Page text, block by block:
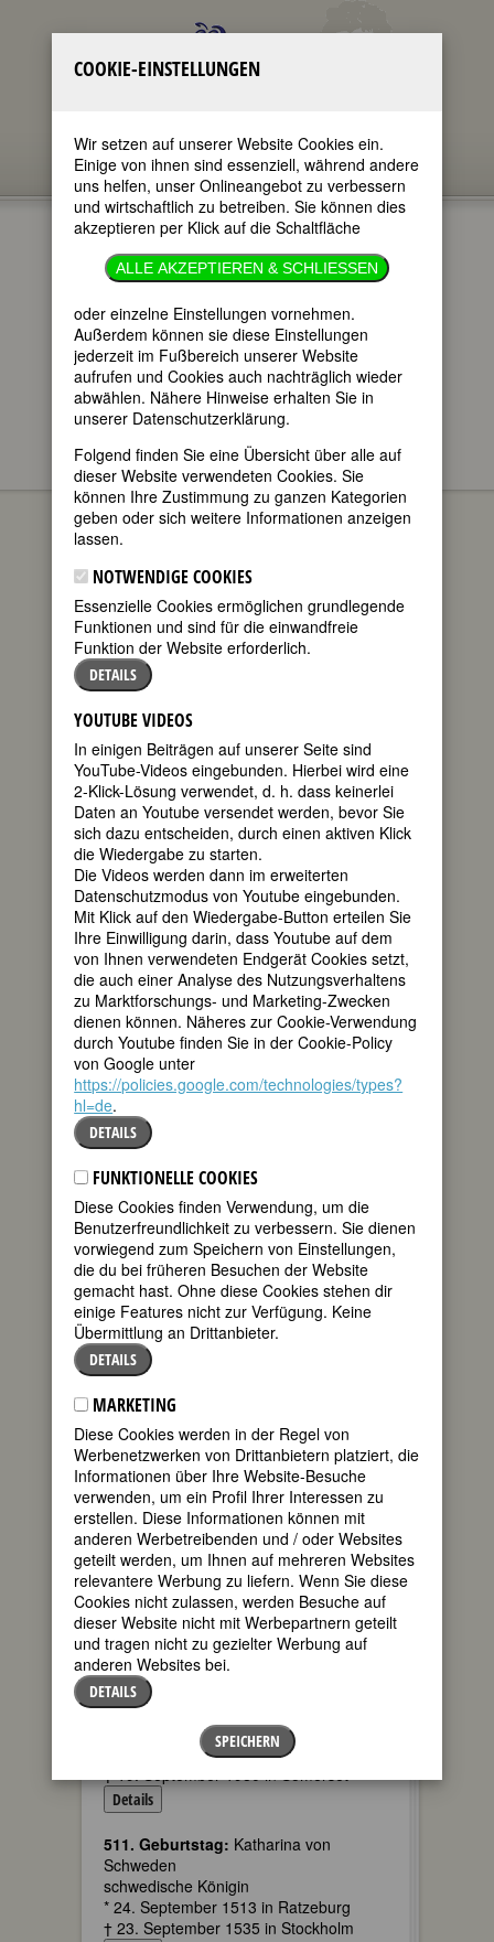
GEDENKTAGE
24.9.2024
im ganzen Text
nur in Titeln
Hier finden Sie - im täglichen Wechsel -
die aktuellen Gedenktage bedeutender
Frauen. Wenn Sie mehr über diese
Frauen wissen möchten oder sich über
kommende Gedenktage informieren
wollen, empfehlen wir Ihnen die
FemBio-Datenbank.
Zum heutigen Datum passen 38
Geburtstage
Segalas
französische Schriftstellerin
* 24. September 1814 in Paris
† 31. August 1895 in Paris
Details
180. Geburtstag:Grace Atkinson
(Little) Oliver
US-amerikanische Biographin
* 24. September 1844 in Boston
† 21. Mai 1899 in Marblehead, MA
80. Geburtstag:Eavan Boland
irische Dichterin
* 24. September 1944 in Dublin
† 27. April 2020 in Dublin
145. Geburtstag:
deutsche Publizistin und sozialistische
Theoretikerin
* 24. September 1879 in Berlin
† 12. August 1970 in Berlin
Details
Fembiographie zu Lu Märten
145. Geburtstag:Signe Rappe-Welden
schwedische Sopranistin
* 24. September 1879 in Stockholm
135. Geburtstag: Valborg Elisabeth
Franchi
schwedische Tänzerin
* 24. September 1889 in Stockholm
† 1978
Details
135. Geburtstag:Hanna Beekhuis
niederländische Komponistin
* 24. September 1889 in Leuwaarden
† 26. Februar 1980 in Bloemendaal
Details
85. Geburtstag:
englische Schriftstellerin und Journalistin
* 24. September 1939 in Bromley, Kent
† 19. September 1980 in Somerset
Details
511. Geburtstag: Katharina von
Schweden
schwedische Königin
* 24. September 1513 in Ratzeburg
† 23. September 1535 in Stockholm
COOKIE-EINSTELLUNGEN
Wir setzen auf unserer Website Cookies ein.
Einige von ihnen sind essenziell, während andere
uns helfen, unser Onlineangebot zu verbessern
und wirtschaftlich zu betreiben. Sie können dies
akzeptieren per Klick auf die Schaltfläche
ALLE AKZEPTIEREN & SCHLIESSEN
oder einzelne Einstellungen vornehmen.
Außerdem können sie diese Einstellungen
jederzeit im Fußbereich unserer Website
aufrufen und Cookies auch nachträglich wieder
abwählen. Nähere Hinweise erhalten Sie in
unserer Datenschutzerklärung.
Folgend finden Sie eine Übersicht über alle auf
dieser Website verwendeten Cookies. Sie
können Ihre Zustimmung zu ganzen Kategorien
geben oder sich weitere Informationen anzeigen
lassen.
NOTWENDIGE COOKIES
Essenzielle Cookies ermöglichen grundlegende
Funktionen und sind für die einwandfreie
Funktion der Website erforderlich.
DETAILS
YOUTUBE VIDEOS
In einigen Beiträgen auf unserer Seite sind
YouTube-Videos eingebunden. Hierbei wird eine
2-Klick-Lösung verwendet, d. h. dass keinerlei
Daten an Youtube versendet werden, bevor Sie
sich dazu entscheiden, durch einen aktiven Klick
die Wiedergabe zu starten.
Die Videos werden dann im erweiterten
Datenschutzmodus von Youtube eingebunden.
Mit Klick auf den Wiedergabe-Button erteilen Sie
Ihre Einwilligung darin, dass Youtube auf dem
von Ihnen verwendeten Endgerät Cookies setzt,
die auch einer Analyse des Nutzungsverhaltens
zu Marktforschungs- und Marketing-Zwecken
dienen können. Näheres zur Cookie-Verwendung
durch Youtube finden Sie in der Cookie-Policy
von Google unter
https://policies.google.com/technologies/types?
hl=de.
DETAILS
FUNKTIONELLE COOKIES
Diese Cookies finden Verwendung, um die
Benutzerfreundlichkeit zu verbessern. Sie dienen
vorwiegend zum Speichern von Einstellungen,
die du bei früheren Besuchen der Website
gemacht hast. Ohne diese Cookies stehen dir
einige Features nicht zur Verfügung. Keine
Übermittlung an Drittanbieter.
DETAILS
MARKETING
Diese Cookies werden in der Regel von
Werbenetzwerken von Drittanbietern platziert, die
Informationen über Ihre Website-Besuche
verwenden, um ein Profil Ihrer Interessen zu
erstellen. Diese Informationen können mit
anderen Werbetreibenden und / oder Websites
geteilt werden, um Ihnen auf mehreren Websites
relevantere Werbung zu liefern. Wenn Sie diese
Cookies nicht zulassen, werden Besuche auf
dieser Website nicht mit Werbepartnern geteilt
und tragen nicht zu gezielter Werbung auf
anderen Websites bei.
DETAILS
SPEICHERN